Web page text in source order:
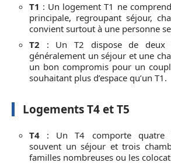
T1 : Un logement T1 ne
principale, regroupant séjour,
convient surtout à une personne
T2 : Un T2 dispose de deux
généralement un séjour et une
un bon compromis pour un
souhaitant plus d’espace qu’un T1.
Logements T4 et T5
T4 : Un T4 comporte quatre
souvent un séjour et trois
familles nombreuses ou les